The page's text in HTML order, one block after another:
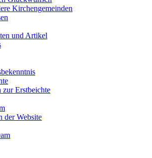
Kirchengemeinden
und Artikel
zur Erstbeichte
der Website